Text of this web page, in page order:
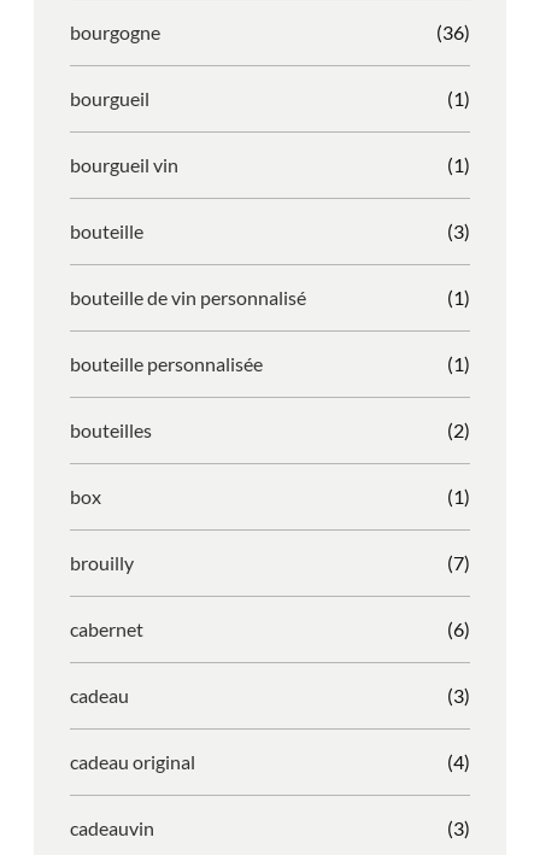
bourgogne (36)
bourgueil (1)
bourgueil vin (1)
bouteille (3)
bouteille de vin personnalisé (1)
bouteille personnalisée (1)
bouteilles (2)
box (1)
brouilly (7)
cabernet (6)
cadeau (3)
cadeau original (4)
cadeauvin (3)